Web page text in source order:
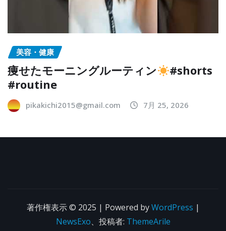
美容・健康
痩せたモーニングルーティン
#shorts
#routine
pikakichi2015@gmail.com 7月 25, 2026
著作権表示 © 2025 | Powered byWordPress |
NewsExo、投稿者: ThemeArile